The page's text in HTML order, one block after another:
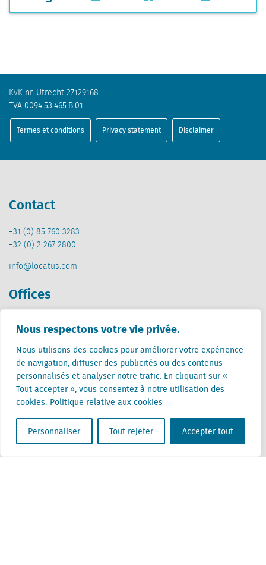
Nous respectons votre vie privée.
Nous utilisons des cookies pour améliorer votre expérience
de navigation, diffuser des publicités ou des contenus
personnalisés et analyser notre trafic. En cliquant sur «
Tout accepter », vous consentez à notre utilisation des
cookies. Politique relative aux cookies
Personnaliser Tout rejeter Accepter tout
KvK nr. Utrecht 27129168
TVA 0094.53.465.B.01
Termes et conditions Privacy statement Disclaimer
Contact
+31 (0) 85 760 3283
+32 (0) 2 267 2800
info@locatus.com
Offices
Creative Valley
Stationsplein 32
3511 ED Utrecht
Belgique
Rue Cantersteen 47